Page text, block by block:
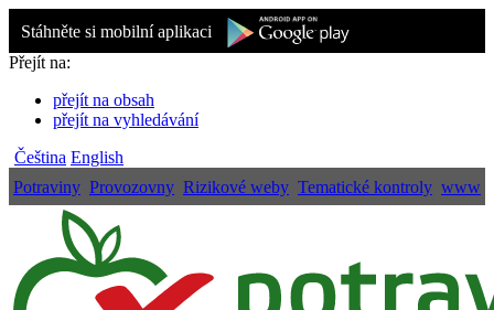
Stáhněte si mobilní aplikaci
Přejít na:
přejít na obsah
přejít na vyhledávání
Čeština English
Potraviny Provozovny Rizikové weby Tematické kontroly www